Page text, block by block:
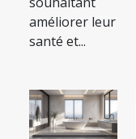
améliorer leur
santé et...